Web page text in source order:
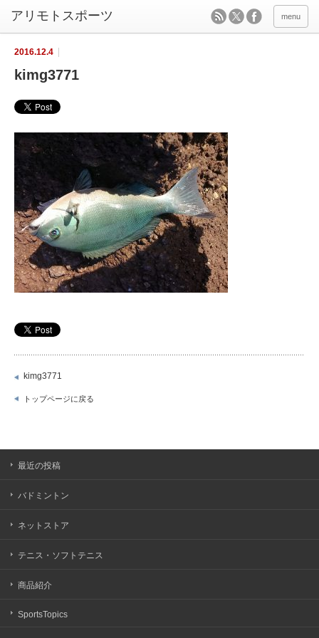
menu
2016.12.4
kimg3771
kimg3771
トップページに戻る
最近の投稿
バドミントン
ネットストア
テニス・ソフトテニス
商品紹介
SportsTopics